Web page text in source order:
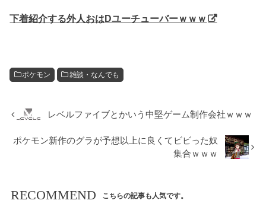
下着紹介する外人おはDユーチューバーｗｗｗ
ポケモン 雑談・なんでも
レベルファイブとかいう中堅ゲーム制作会社ｗｗｗ
ポケモン新作のグラが予想以上に良くてビビった奴
集合ｗｗｗ
RECOMMEND こちらの記事も人気です。